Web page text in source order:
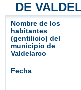
DE
Nombre de los
habitantes
(gentilicio) del
municipio de
Valdelarco
Fecha